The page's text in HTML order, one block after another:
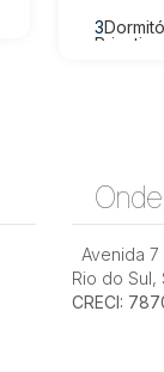
3
Privativo:
Avenida
Rio do Sul,
CRECI: